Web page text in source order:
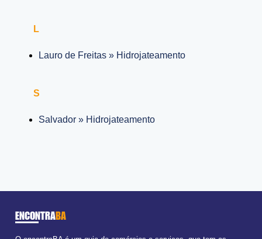
L
Lauro de Freitas » Hidrojateamento
S
Salvador » Hidrojateamento
ENCONTRABA